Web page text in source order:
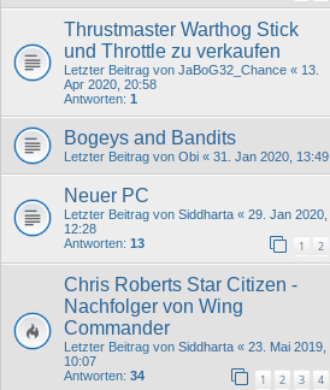
Thrustmaster Warthog Stick
und Throttle zu verkaufen
Letzter Beitrag von JaBoG32_Chance « 13.
Apr 2020, 20:58
Antworten: 1
Bogeys and Bandits
Letzter Beitrag von Obi « 31. Jan 2020, 13:49
Neuer PC
Letzter Beitrag von Siddharta « 29. Jan 2020,
12:28
Antworten: 13 1 2
Chris Roberts Star Citizen -
Nachfolger von Wing
Commander
Letzter Beitrag von Siddharta « 23. Mai 2019,
10:07
Antworten: 34 1 2 3 4